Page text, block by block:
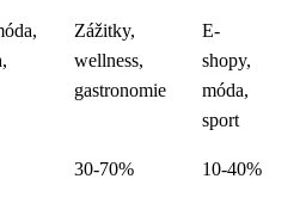
Zážitky,
wellness,
gastronomie
E-
shopy,
móda,
sport
30-70% 10-40%